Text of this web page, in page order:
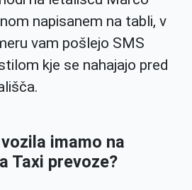
napisanem na tabli, v
vam pošlejo SMS
kje se nahajajo pred
imamo na
Taxi prevoze?